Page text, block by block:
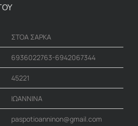
ΣΤΟΑ ΣΑΡΚΑ
6936022763-6942067344
45221
ΙΩΑΝΝΙΝΑ
paspotioanninon@gmail.com